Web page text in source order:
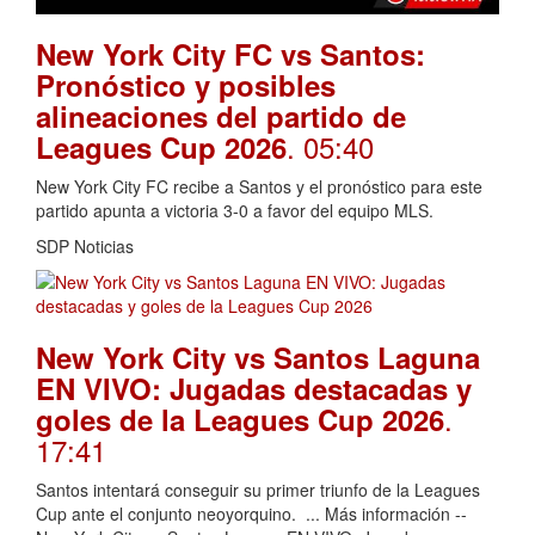
New York City FC vs Santos:
Pronóstico y posibles
alineaciones del partido de
Leagues Cup 2026. 05:40
New York City FC recibe a Santos y el pronóstico para este
partido apunta a victoria 3-0 a favor del equipo MLS.
SDP Noticias
New York City vs Santos Laguna
EN VIVO: Jugadas destacadas y
goles de la Leagues Cup 2026.
17:41
Santos intentará conseguir su primer triunfo de la Leagues
Cup ante el conjunto neoyorquino. ... Más información --